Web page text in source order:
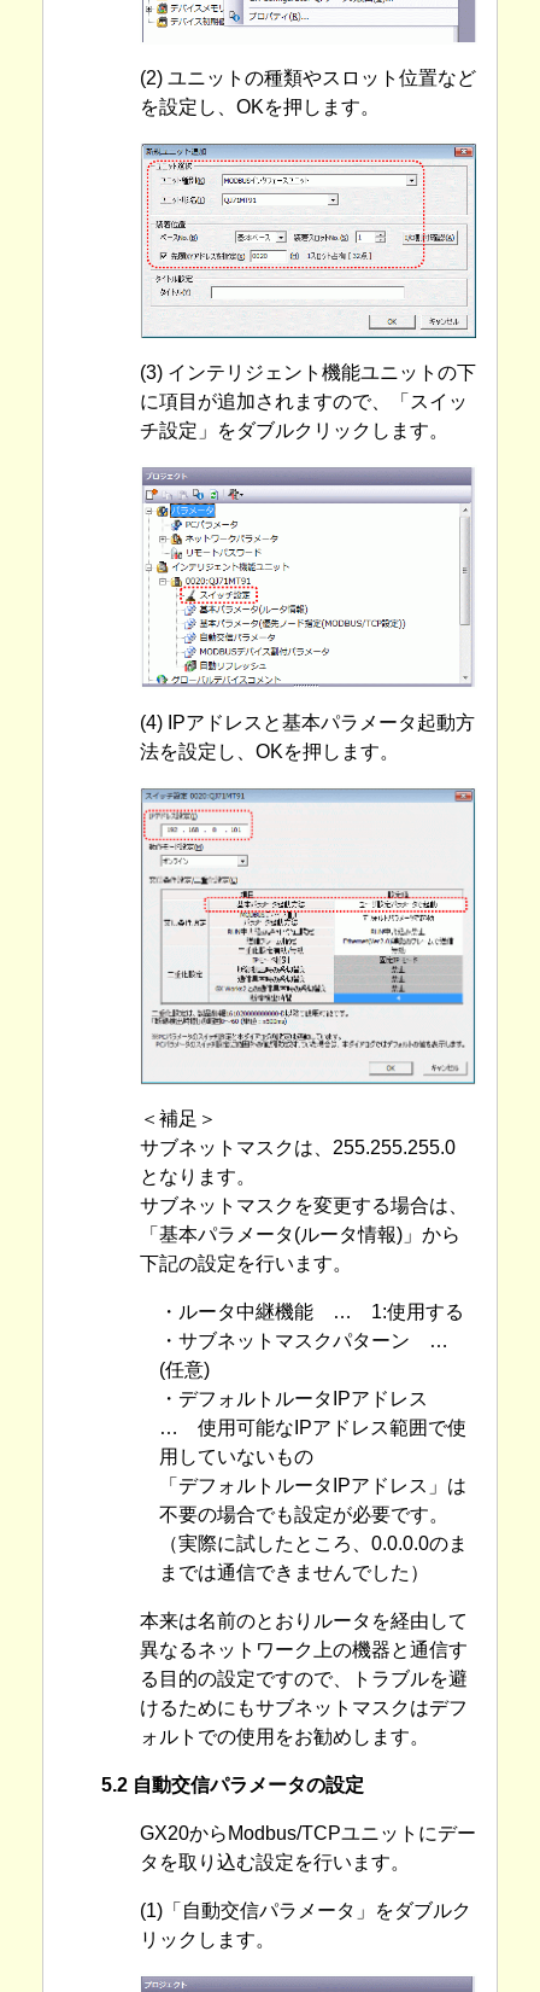
(2) ユニットの種類やスロット位置など
を設定し、OKを押します。
(3) インテリジェント機能ユニットの下
に項目が追加されますので、「スイッ
チ設定」をダブルクリックします。
(4) IPアドレスと基本パラメータ起動方
法を設定し、OKを押します。
＜補足＞
サブネットマスクは、255.255.255.0
となります。
サブネットマスクを変更する場合は、
「基本パラメータ(ルータ情報)」から
下記の設定を行います。
・ルータ中継機能 … 1:使用する
・サブネットマスクパターン …
(任意)
・デフォルトルータIPアドレス
… 使用可能なIPアドレス範囲で使
用していないもの
「デフォルトルータIPアドレス」は
不要の場合でも設定が必要です。
（実際に試したところ、0.0.0.0のま
までは通信できませんでした）
本来は名前のとおりルータを経由して
異なるネットワーク上の機器と通信す
る目的の設定ですので、トラブルを避
けるためにもサブネットマスクはデフ
ォルトでの使用をお勧めします。
5.2 自動交信パラメータの設定
GX20からModbus/TCPユニットにデー
タを取り込む設定を行います。
(1)「自動交信パラメータ」をダブルク
リックします。